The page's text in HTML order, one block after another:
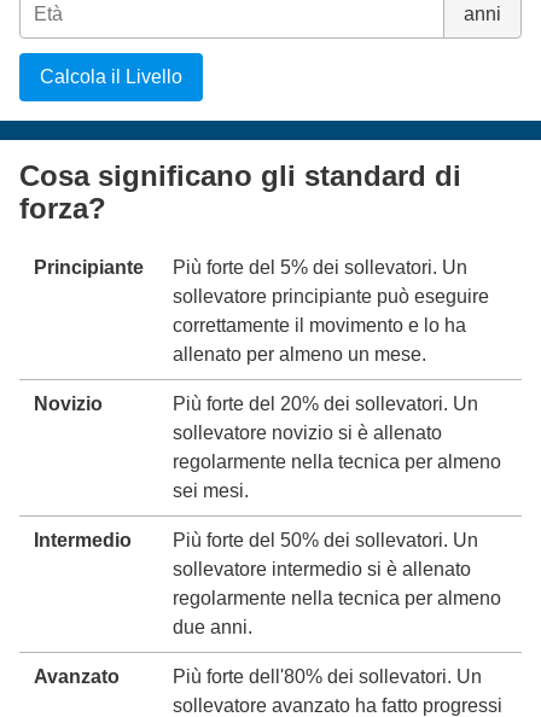
anni
Calcola il Livello
Cosa significano gli standard di
forza?
Principiante
Più forte del 5% dei sollevatori. Un
sollevatore principiante può eseguire
correttamente il movimento e lo ha
allenato per almeno un mese.
Novizio
Più forte del 20% dei sollevatori. Un
sollevatore novizio si è allenato
regolarmente nella tecnica per almeno
sei mesi.
Intermedio
Più forte del 50% dei sollevatori. Un
sollevatore intermedio si è allenato
regolarmente nella tecnica per almeno
due anni.
Avanzato
Più forte dell'80% dei sollevatori. Un
sollevatore avanzato ha fatto progressi